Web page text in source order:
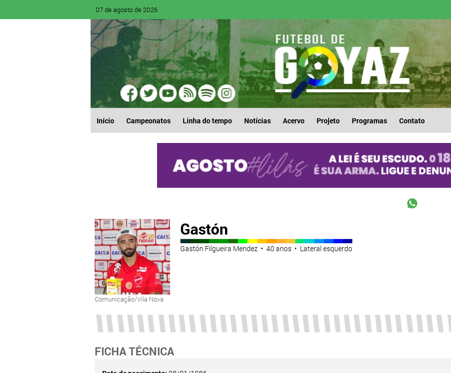
07 de agosto de 2026
Início Campeonatos Linha do tempo Notícias Acervo Projeto Programas Contato
Comunicação/Vila Nova
Gastón
Gastón Filgueira Mendez • 40 anos • Lateral esquerdo
FICHA TÉCNICA